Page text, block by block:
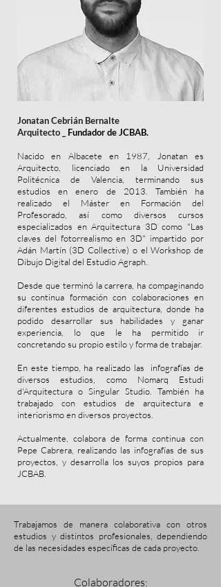
Jonatan Cebrián Bernalte
Arquitecto _ Fundador de JCBAB.
Nacido en Albacete en 1987, Jonatan es
Arquitecto, licenciado en la Universidad
Politécnica de Valencia, terminando sus
estudios en enero de 2013. También ha
realizado el Máster en Formación del
Profesorado, así como diversos cursos
especializados en Arquitectura 3D como "Las
claves del fotorrealismo en 3D" impartido por
Adán Martín (3D Collective) o el Workshop de
Dibujo Digital del Estudio Agraph.
Desde que terminó la carrera, ha compaginando
su continua formación con colaboraciones en
diferentes estudios de arquitectura, donde ha
podido desarrollar sus habilidades y ganar
experiencia, lo que le ha permitido ir
concretando su propio estilo y forma de trabajar.
En este tiempo, ha realizado las infografías de
diversos estudios, como Nomarq Estudi
d'Arquitectura o Singular Studio. También ha
trabajado con estudios de arquitectura e
interiorismo en diversos proyectos.
Actualmente, colabora de forma continua con
Pepe Cabrera, realizando las infografías de sus
proyectos, y desarrolla los suyos propios para
JCBAB.
Trabajamos de manera colaborativa con otros
estudios y distintos profesionales, dependiendo
de las necesidades específicas de cada proyecto.
Colaboradores: